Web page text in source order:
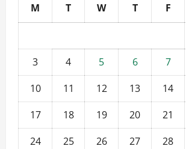
M T W T F
3
4 5 6 7
10
11 12 13 14
17
18 19 20 21
24
25 26 27 28